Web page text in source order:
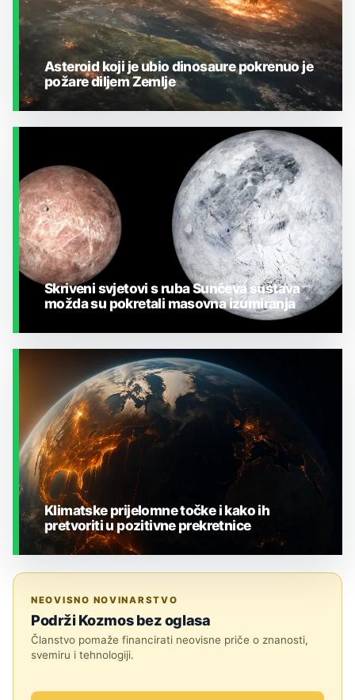
Asteroid koji je ubio dinosaure pokrenuo je
požare diljem Zemlje
ZEMLJA I OKOLIŠ
Skriveni svjetovi s ruba Sunčeva sustava
možda su pokretali masovna izumiranja
Klimatske prijelomne točke i kako ih
pretvoriti u pozitivne prekretnice
NEOVISNO NOVINARSTVO
Podrži Kozmos bez oglasa
Članstvo pomaže financirati neovisne priče o znanosti,
svemiru i tehnologiji.